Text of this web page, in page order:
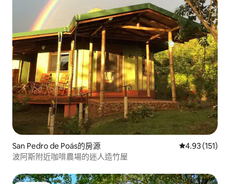
San Pedro de Poás的房源 從 151 則評價
4.93 (151)
波阿斯附近咖啡農場的迷人造竹屋